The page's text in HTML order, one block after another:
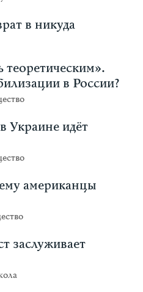
в никуда
теоретическим».
в России?
Украине идёт
американцы
заслуживает